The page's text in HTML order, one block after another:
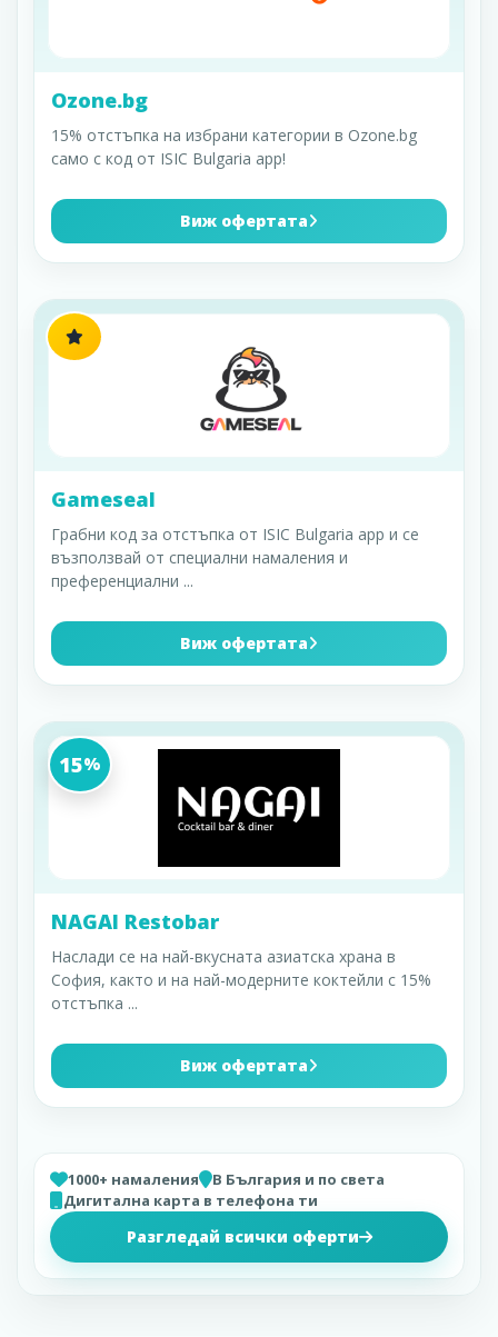
Ozone.bg
15% отстъпка на избрани категории в Ozone.bg
само с код от ISIC Bulgaria app!
Виж офертата
Gameseal
Грабни код за отстъпка от ISIC Bulgaria app и се
възползвай от специални намаления и
преференциални ...
Виж офертата
15%
NAGAI Restobar
Наслади се на най-вкусната азиатска храна в
София, както и на най-модерните коктейли с 15%
отстъпка ...
Виж офертата
1000+ намаления
В България и по света
Дигитална карта в телефона ти
Разгледай всички оферти